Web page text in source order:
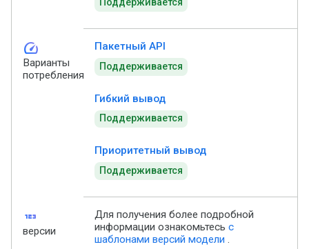
Поддерживается
speed
Варианты
потребления
Пакетный API
Поддерживается
Гибкий вывод
Поддерживается
Приоритетный вывод
Поддерживается
123
версии
Для получения более подробной
информации ознакомьтесь с
шаблонами версий модели .